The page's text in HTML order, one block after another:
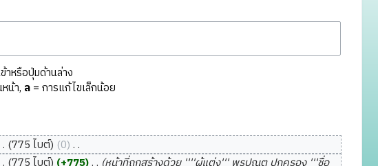
าหรือปุ่มด้านล่าง
น้า, ล= การแก้ไขเล็กน้อย
775 ไบต์ 0 ‎